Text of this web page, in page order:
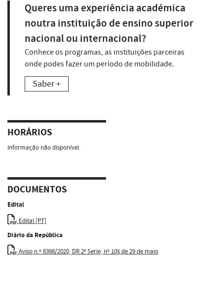
Queres uma experiência académica
noutra instituição de ensino superior
nacional ou internacional?
Conhece os programas, as instituições parceiras
onde podes fazer um período de mobilidade.
Saber +
HORÁRIOS
Informação não disponível.
DOCUMENTOS
Edital
Edital [PT]
Diário da República
Aviso n.º 8398/2020, DR 2ª Serie, nº 105 de 29 de maio